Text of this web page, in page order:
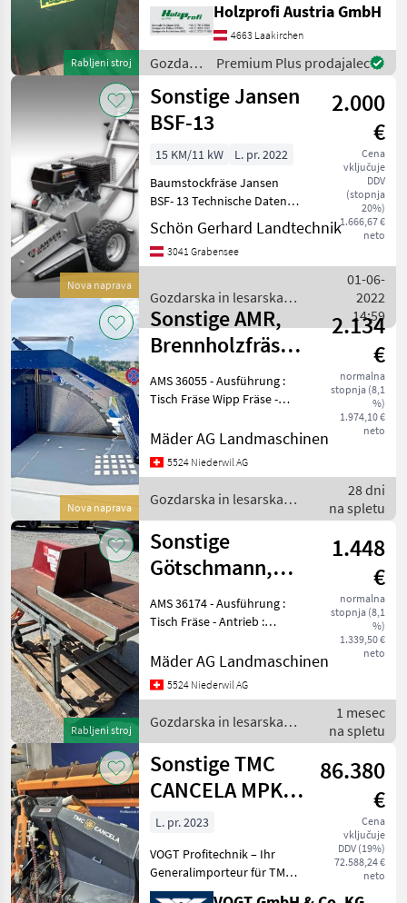
Rabljeni stroj
3000/4000/6000/8000
U/minPreisänderungen
vorbehalten, Irrtümer
Holzprofi Austria GmbH
4663 Laakirchen
Gozdarska
in
lesarska
mehanizacija
/
Holzprofi
Premium Plus prodajalec
Nova naprava
Sonstige Jansen
BSF-13
2.000
€
Cena
vključuje
DDV
(stopnja
20%)
1.666,67 €
neto
15 KM/11 kW
L. pr. 2022
Baumstockfräse Jansen
BSF- 13 Technische Daten: 4
Takt-Motor OHV, 420 ccm,
15 PS LONCIN G420F
Zentrifugalkupplung
2100 U/Min. Gesam
Schön Gerhard Landtechnik
3041 Grabensee
Gozdarska in lesarska
mehanizacija / Sonstige
01-06-
2022
14:59
Nova naprava
Sonstige AMR,
Brennholzfräse
RTS 700
2.134
€
normalna
stopnja (8,1
%)
1.974,10 €
neto
AMS 36055 - Ausführung :
Tisch Fräse Wipp Fräse -
kW / 400 V direkt - Sägeblatt
Schnitt : 23 cm Ø max. -
Mäder AG Landmaschinen
5524 Niederwil AG
Gozdarska in lesarska
mehanizacija / Sonstige
28 dni
na spletu
Rabljeni stroj
Sonstige
Götschmann,
Brennholzfräse
Tischfräse
1.448
€
normalna
stopnja (8,1
%)
1.339,50 €
neto
AMS 36174 - Ausführung :
Tisch Fräse - Antrieb :
Keilriemen - Kabel / Stecker
60 cm Ø Stahl - Schnitt : 20
Mäder AG Landmaschinen
5524 Niederwil AG
Gozdarska in lesarska
mehanizacija / Sonstige
1 mesec
na spletu
Sonstige TMC
CANCELA MPK-
225 Forstfräse
86.380
€
Cena
vključuje
DDV (19%)
72.588,24 €
neto
L. pr. 2023
VOGT Profitechnik – Ihr
Generalimporteur für TMC
CANCELA in Deutschland &